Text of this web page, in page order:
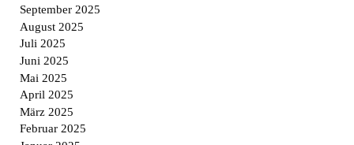
September 2025
August 2025
Juli 2025
Juni 2025
Mai 2025
April 2025
März 2025
Februar 2025